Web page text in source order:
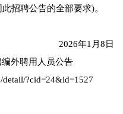
招聘公告的全部要求)。
2026年1月8日
外聘用人员公告
?cid=24&id=1527